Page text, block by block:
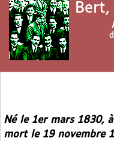
Bert,
Né le 1er mars 1830,
mort le 19 novembre